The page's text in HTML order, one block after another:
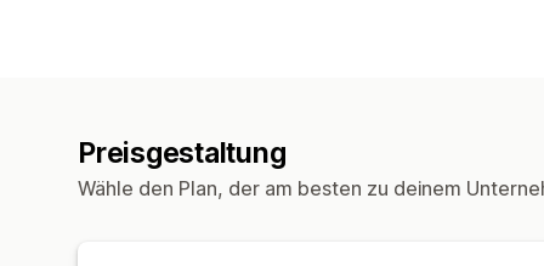
Preisgestaltung
Wähle den Plan, der am besten zu deinem